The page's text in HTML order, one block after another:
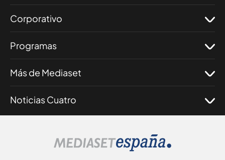
Corporativo
Programas
Más de Mediaset
Noticias Cuatro